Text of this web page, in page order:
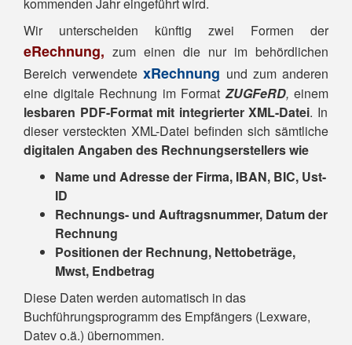
Wir unterscheiden künftig zwei Formen der
eRechnung, zum einen die nur im behördlichen
Bereich verwendetexRechnung und zum anderen
eine digitale Rechnung im Format ZUGFeRD, einem
lesbaren PDF-Format mit integrierter XML-Datei. In
dieser versteckten XML-Datei befinden sich sämtliche
digitalen Angaben des Rechnungserstellers wie
Name und Adresse der Firma, IBAN, BIC, Ust-
ID
Rechnungs- und Auftragsnummer, Datum der
Rechnung
Positionen der Rechnung, Nettobeträge,
Mwst, Endbetrag
Diese Daten werden automatisch in das
Buchführungsprogramm des Empfängers (Lexware,
Datev o.ä.) übernommen.